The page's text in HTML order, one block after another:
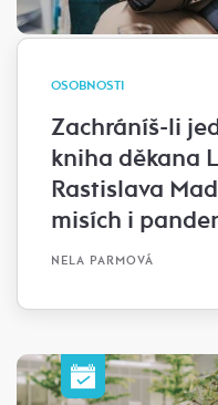
OSOBNOSTI
Zachráníš-li
kniha děkana
Rastislava
misích i
NELA PARMOVÁ